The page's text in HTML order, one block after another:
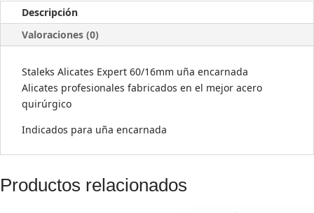
ENCARNADA
cantidad
Descripción
Valoraciones (0)
Staleks Alicates Expert 60/16mm uña encarnada
Alicates profesionales fabricados en el mejor acero
quirúrgico
Indicados para uña encarnada
Productos relacionados